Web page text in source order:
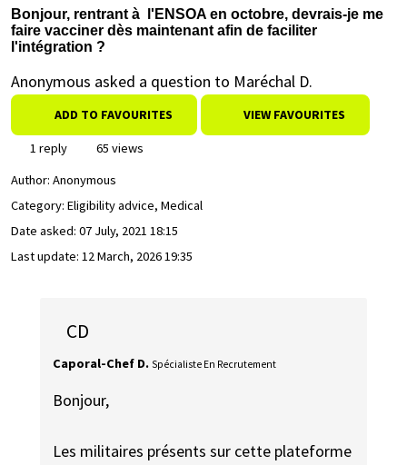
Bonjour, rentrant à l'ENSOA en octobre, devrais-je me
faire vacciner dès maintenant afin de faciliter
l'intégration ?
Anonymous asked a question to Maréchal D.
ADD TO FAVOURITES VIEW FAVOURITES
1 reply
65 views
Author: Anonymous
Category: Eligibility advice, Medical
Date asked: 07 July, 2021 18:15
Last update: 12 March, 2026 19:35
CD
Caporal-Chef D. Spécialiste En Recrutement
Bonjour,
Les militaires présents sur cette plateforme